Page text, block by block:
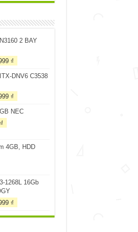
2 BAY
₫
tại
DNV6 C3538
₫.
₫
tại
NEC
₫
là:
4GB, HDD
1268L 16Gb
₫
tại